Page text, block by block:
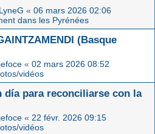
LyneG « 06 mars 2026 02:06
dans les Pyrénées
(Basque
jefoce « 02 mars 2026 08:52
vidéos
día para reconciliarse con la
jefoce « 22 févr. 2026 09:15
vidéos